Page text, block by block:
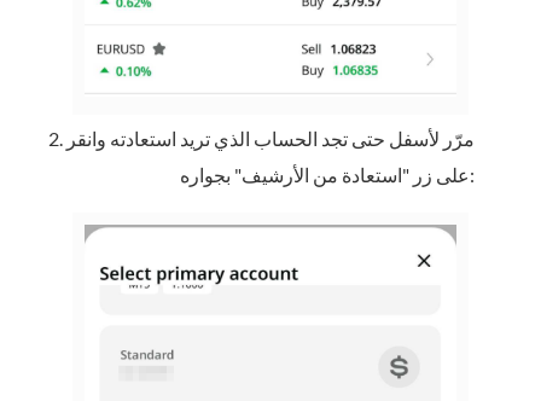
مرّر لأسفل حتى تجد الحساب الذي تريد استعادته وانقر
على زر "استعادة من الأرشيف" بجواره: